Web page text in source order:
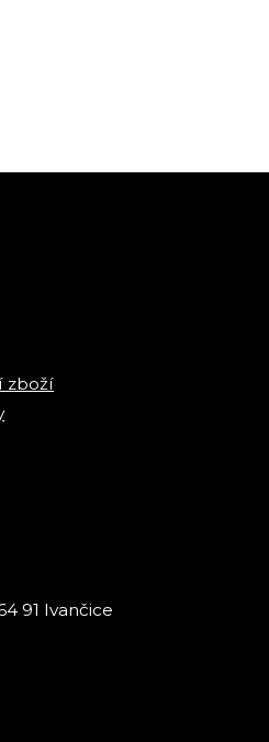
zboží
91 Ivančice